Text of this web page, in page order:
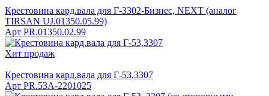
Крестовина кард.вала для Г-3302-Бизнес, NEXT (аналог
TIRSAN UJ.01350.05.99)
Арт PR.01350.02.99
Хит продаж
Крестовина кард.вала для Г-53,3307
Арт PR.53A-2201025